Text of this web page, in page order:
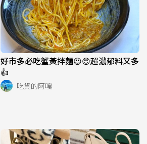
好市多必吃蟹黃拌麵😍😍超濃郁料又多
👍
吃貨的阿嘎